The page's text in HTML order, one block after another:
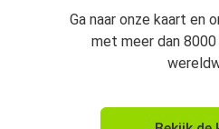
Ga naar onze kaart en
met meer dan